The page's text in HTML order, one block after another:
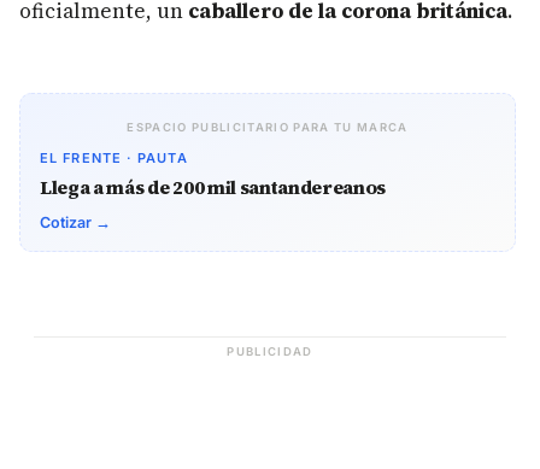
oficialmente, un caballero de la corona británica.
ESPACIO PUBLICITARIO PARA TU MARCA
EL FRENTE · PAUTA
Llega a más de 200 mil santandereanos
Cotizar →
PUBLICIDAD